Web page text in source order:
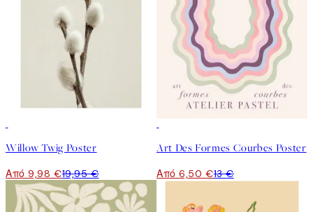
Willow Twig Poster
Από 9,98 €19,95 €
Art Des Formes Courbes Poster
Από 6,50 €13 €